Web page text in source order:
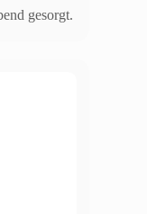
gesorgt.